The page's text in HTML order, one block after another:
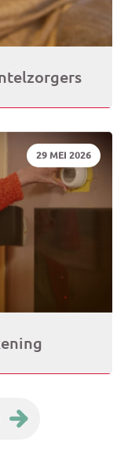
DATUM:
29 MEI 2026